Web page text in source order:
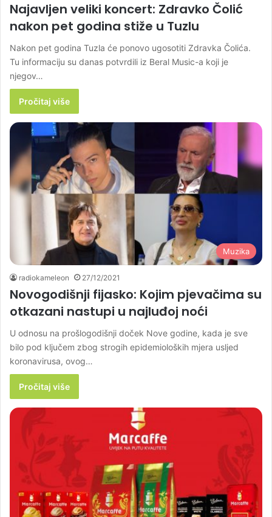
Najavljen veliki koncert: Zdravko Čolić
nakon pet godina stiže u Tuzlu
Nakon pet godina Tuzla će ponovo ugosotiti Zdravka Čolića.
Tu informaciju su danas potvrdili iz Beral Music-a koji je
njegov…
Pročitaj više
Muzika
radiokameleon 27/12/2021
Novogodišnji fijasko: Kojim pjevačima su
otkazani nastupi u najluđoj noći
U odnosu na prošlogodišnji doček Nove godine, kada je sve
bilo pod ključem zbog strogih epidemioloških mjera usljed
koronavirusa, ovog…
Pročitaj više